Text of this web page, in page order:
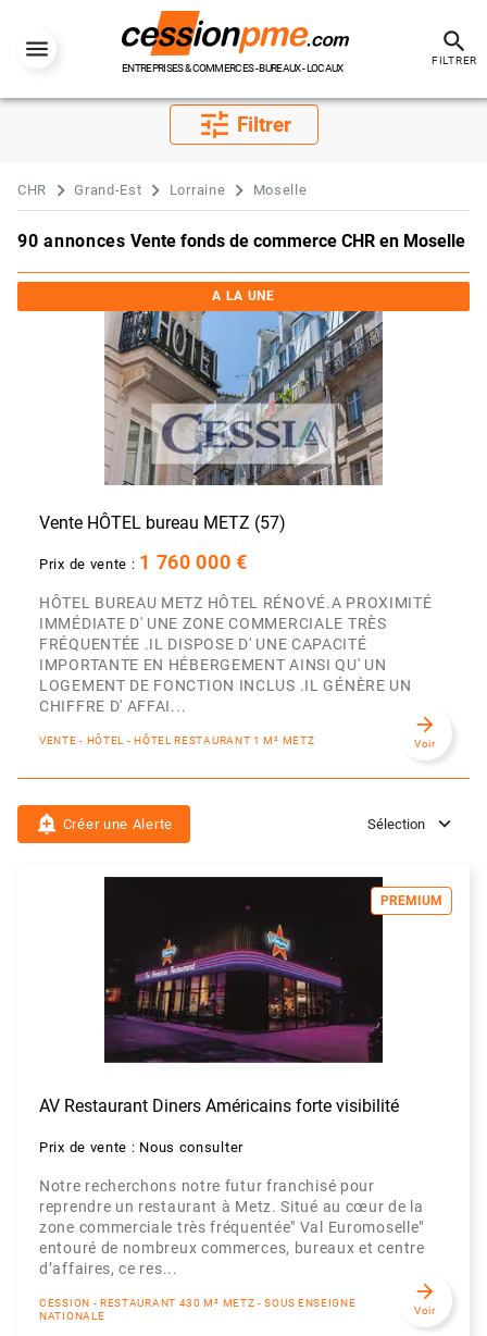
ENTREPRISES & COMMERCES - BUREAUX - LOCAUX
search
FILTRER
tune Filtrer
CHR Grand-Est Lorraine Moselle
90 annoncesVente fonds de commerce CHR en Moselle
A LA UNE
Vente HÔTEL bureau METZ (57)
Prix de vente : 1 760 000 €
HÔTEL BUREAU METZ HÔTEL RÉNOVÉ.A PROXIMITÉ
IMMÉDIATE D' UNE ZONE COMMERCIALE TRÈS
FRÉQUENTÉE .IL DISPOSE D' UNE CAPACITÉ
IMPORTANTE EN HÉBERGEMENT AINSI QU' UN
LOGEMENT DE FONCTION INCLUS .IL GÉNÈRE UN
CHIFFRE D' AFFAI...
VENTE - HÔTEL - HÔTEL RESTAURANT 1 M² METZ
arrow_forward
Voir
add_alert Créer une Alerte Sélection
PREMIUM
AV Restaurant Diners Américains forte visibilité
Prix de vente : Nous consulter
Notre recherchons notre futur franchisé pour
reprendre un restaurant à Metz. Situé au cœur de la
zone commerciale très fréquentée" Val Euromoselle"
entouré de nombreux commerces, bureaux et centre
d’affaires, ce res...
CESSION - RESTAURANT 430 M² METZ - SOUS ENSEIGNE
NATIONALE
arrow_forward
Voir